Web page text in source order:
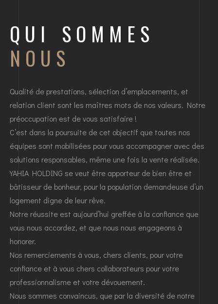
QUI SOMMES
NOUS
Qualité de prestations, sélection d’emplacements, et
relation client sont les maîtres mots de nos valeurs. Notre
préoccupation est de vous satisfaire !
C’est dans la poursuite de cet objectif que toutes nos
équipes sont mobilisées pour vous accompagner avec des
solutions responsables, même une fois la vente réalisée.
YAHIA HOLDING se veut être apporteur de bien être et
bâtisseur de bonheur, pour la population demandeuse d’un
logement digne de leur rêve.
Notre réussite est aujourd’hui greffée à la confiance que
vous nous accordez, et que nous nous engageons à
honorer.
Nos remerciements à vous, chers clients, pour votre
confiance et à vous chers collaborateurs pour votre
professionnalisme et votre dévouement.
Nous sommes convaincus, que par la diversité de notre